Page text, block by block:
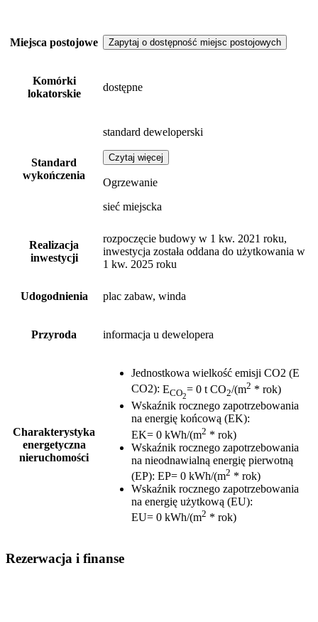
Miejsca postojowe Zapytaj o dostępność miejsc postojowych
Komórki
lokatorskie
dostępne
Standard
wykończenia
standard deweloperski
Czytaj więcej
Ogrzewanie
sieć miejscka
Realizacja
inwestycji
rozpoczęcie budowy w 1 kw. 2021 roku,
inwestycja została oddana do użytkowania w
1 kw. 2025 roku
Udogodnienia plac zabaw, winda
Przyroda informacja u dewelopera
Charakterystyka
energetyczna
nieruchomości
Jednostkowa wielkość emisji CO2 (E
CO2): ECO2
= 0 t CO2/(m2 * rok)
Wskaźnik rocznego zapotrzebowania
na energię końcową (EK):
EK= 0 kWh/(m2 * rok)
Wskaźnik rocznego zapotrzebowania
na nieodnawialną energię pierwotną
(EP): EP= 0 kWh/(m2 * rok)
Wskaźnik rocznego zapotrzebowania
na energię użytkową (EU):
EU= 0 kWh/(m2 * rok)
Rezerwacja i finanse